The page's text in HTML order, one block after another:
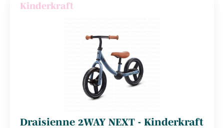
Kinderkraft
Draisienne 2WAY NEXT - Kinderkraft